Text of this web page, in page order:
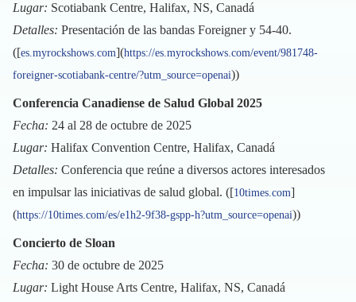
Lugar: Scotiabank Centre, Halifax, NS, Canadá
Detalles: Presentación de las bandas Foreigner y 54-40.
([es.myrockshows.com](https://es.myrockshows.com/event/981748-
foreigner-scotiabank-centre/?utm_source=openai))
Conferencia Canadiense de Salud Global 2025
Fecha: 24 al 28 de octubre de 2025
Lugar: Halifax Convention Centre, Halifax, Canadá
Detalles: Conferencia que reúne a diversos actores interesados
en impulsar las iniciativas de salud global. ([10times.com]
(https://10times.com/es/e1h2-9f38-gspp-h?utm_source=openai))
Concierto de Sloan
Fecha: 30 de octubre de 2025
Lugar: Light House Arts Centre, Halifax, NS, Canadá